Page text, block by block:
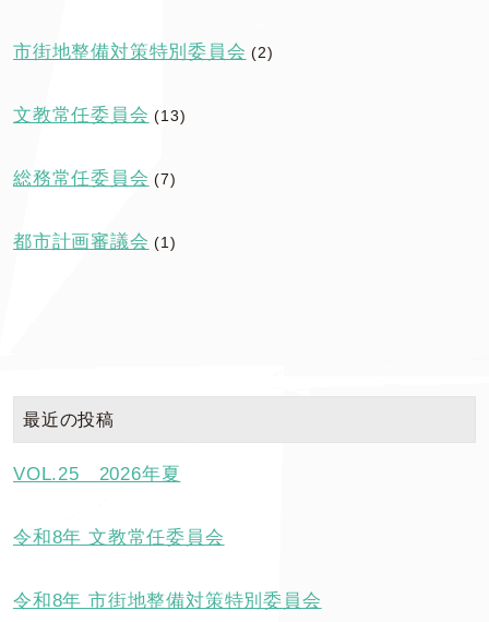
市街地整備対策特別委員会 (2)
文教常任委員会 (13)
総務常任委員会 (7)
都市計画審議会 (1)
最近の投稿
VOL.25 2026年夏
令和8年 文教常任委員会
令和8年 市街地整備対策特別委員会